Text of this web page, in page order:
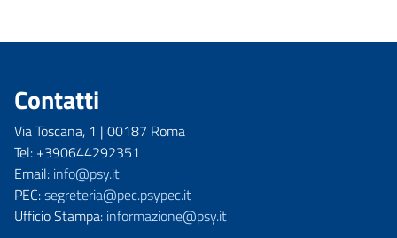
Contatti
Via Toscana, 1 | 00187 Roma
Tel: +390644292351
Email: info@psy.it
PEC:segreteria@pec.psypec.it
Ufficio Stampa: informazione@psy.it